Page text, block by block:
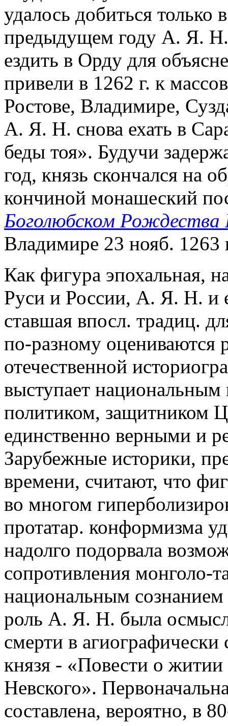
удалось добиться только
предыдущем году А. Я.
ездить в Орду для
привели в 1262 г. к
Ростове, Владимире,
А. Я. Н. снова ехать в
беды тоя». Будучи
год, князь скончался на
кончиной монашеский
Боголюбском Рождества
Владимире 23 нояб. 1263
Как фигура эпохальная,
Руси и России, А. Я. Н. и
ставшая впосл. традиц.
по-разному оцениваются
отечественной
выступает
политиком, защитником
единственно верными и
Зарубежные историки,
времени, считают, что
во многом
протатар. конформизма
надолго подорвала
сопротивления монголо-
национальным
роль А. Я. Н. была
смерти в
князя - «Повести о
Невского».
составлена, вероятно, в